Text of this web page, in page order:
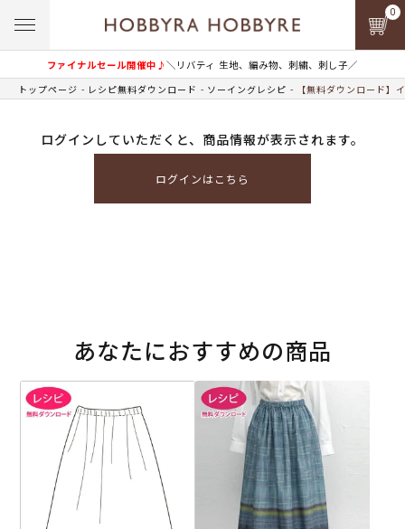
ファイナルセール開催中♪＼リバティ 生地、編み物、刺繍、刺し子／
0
トップページ レシピ無料ダウンロード ソーイングレシピ 【無料ダウンロード】
ログインしていただくと、商品情報が表示されます。
ログインはこちら
あなたにおすすめの商品